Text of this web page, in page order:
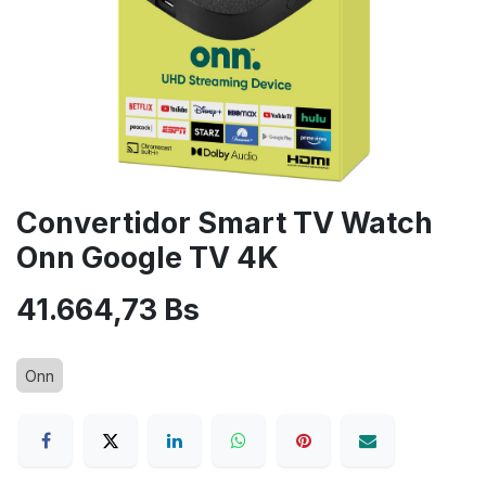
Convertidor Smart TV Watch
Onn Google TV 4K
41.664,73 Bs
Onn